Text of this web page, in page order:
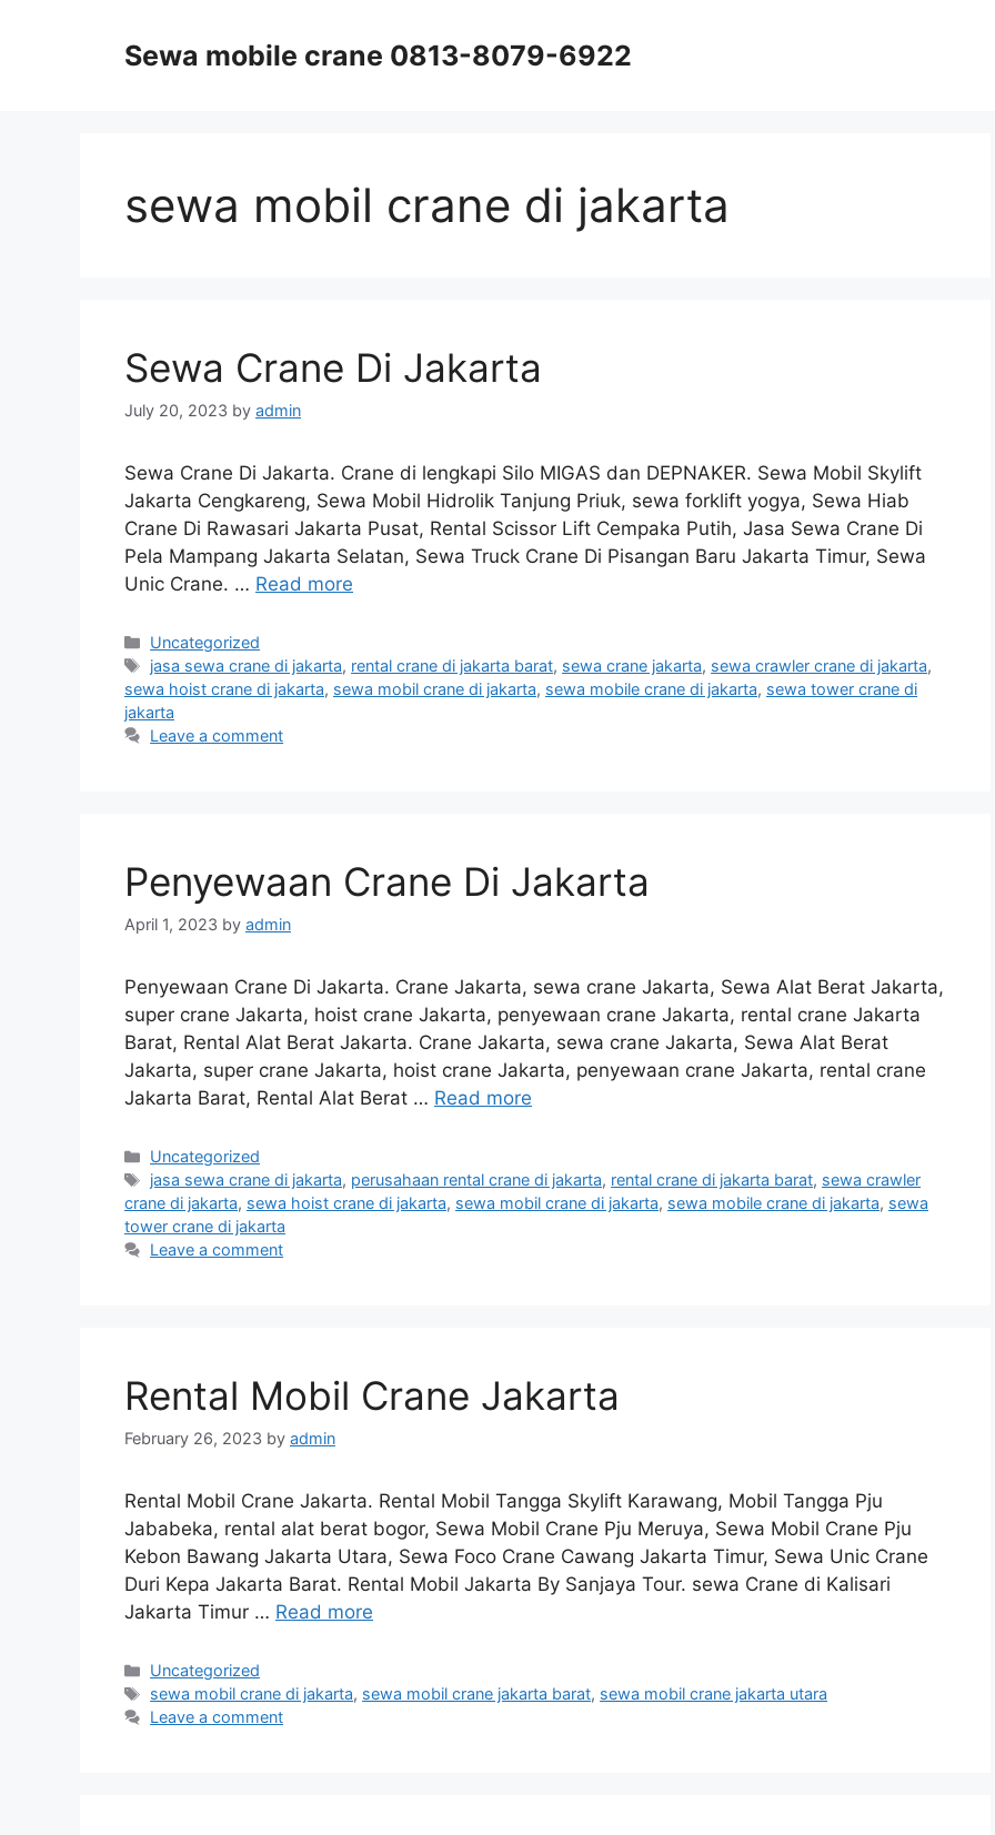
Sewa mobile crane 0813-8079-6922
sewa mobil crane di jakarta
Sewa Crane Di Jakarta
July 20, 2023 by admin
Sewa Crane Di Jakarta. Crane di lengkapi Silo MIGAS dan DEPNAKER. Sewa Mobil Skylift
Jakarta Cengkareng, Sewa Mobil Hidrolik Tanjung Priuk, sewa forklift yogya, Sewa Hiab
Crane Di Rawasari Jakarta Pusat, Rental Scissor Lift Cempaka Putih, Jasa Sewa Crane Di
Pela Mampang Jakarta Selatan, Sewa Truck Crane Di Pisangan Baru Jakarta Timur, Sewa
Unic Crane. … Read more
Categories
Uncategorized
Tags
jasa sewa crane di jakarta, rental crane di jakarta barat, sewa crane jakarta, sewa crawler crane di jakarta,
sewa hoist crane di jakarta, sewa mobil crane di jakarta, sewa mobile crane di jakarta, sewa tower crane di
jakarta
Leave a comment
Penyewaan Crane Di Jakarta
April 1, 2023 by admin
Penyewaan Crane Di Jakarta. Crane Jakarta, sewa crane Jakarta, Sewa Alat Berat Jakarta,
super crane Jakarta, hoist crane Jakarta, penyewaan crane Jakarta, rental crane Jakarta
Barat, Rental Alat Berat Jakarta. Crane Jakarta, sewa crane Jakarta, Sewa Alat Berat
Jakarta, super crane Jakarta, hoist crane Jakarta, penyewaan crane Jakarta, rental crane
Jakarta Barat, Rental Alat Berat … Read more
Categories
Uncategorized
Tags
jasa sewa crane di jakarta, perusahaan rental crane di jakarta, rental crane di jakarta barat, sewa crawler
crane di jakarta, sewa hoist crane di jakarta, sewa mobil crane di jakarta, sewa mobile crane di jakarta, sewa
tower crane di jakarta
Leave a comment
Rental Mobil Crane Jakarta
February 26, 2023 by admin
Rental Mobil Crane Jakarta. Rental Mobil Tangga Skylift Karawang, Mobil Tangga Pju
Jababeka, rental alat berat bogor, Sewa Mobil Crane Pju Meruya, Sewa Mobil Crane Pju
Kebon Bawang Jakarta Utara, Sewa Foco Crane Cawang Jakarta Timur, Sewa Unic Crane
Duri Kepa Jakarta Barat. Rental Mobil Jakarta By Sanjaya Tour. sewa Crane di Kalisari
Jakarta Timur … Read more
Categories
Uncategorized
Tags
sewa mobil crane di jakarta, sewa mobil crane jakarta barat, sewa mobil crane jakarta utara
Leave a comment